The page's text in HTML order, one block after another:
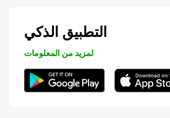
التطبيق الذكي
لمزيد من المعلومات